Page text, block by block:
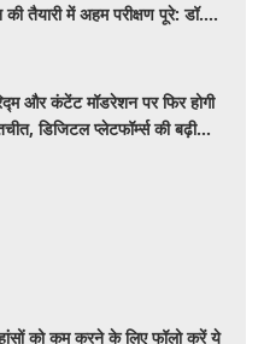
की तैयारी में अहम परीक्षण पूरे: डॉ.
और कंटेंट मॉडरेशन पर फिर होगी
डिजिटल प्लेटफॉर्म्स की बढ़ी
को कम करने के लिए फॉलो करें ये